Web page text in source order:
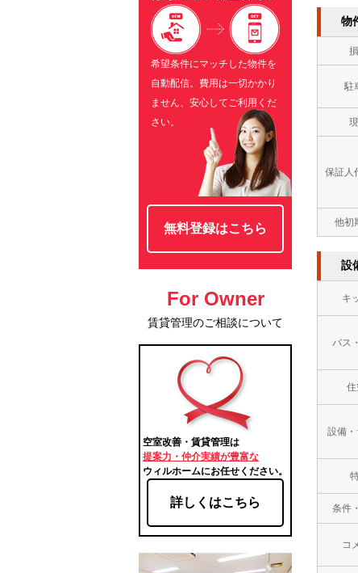
物
駐
保証人
他初
設
キ
バス
住
設備・
条件
コ
希望条件にマッチした物件を
自動配信。費用は一切かかり
ません、安心してご利用くだ
さい。
無料登録はこちら
For Owner
賃貸管理のご相談について
空室改善・賃貸管理は
提案力・仲介実績が豊富な
ウィルホームにお任せください。
詳しくはこちら